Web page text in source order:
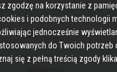
Informacje
Zasady pisania
zgodzę na korzystanie z
i podobnych technologii
jednocześnie
do Twoich potrzeb
się z pełną treścią zgody